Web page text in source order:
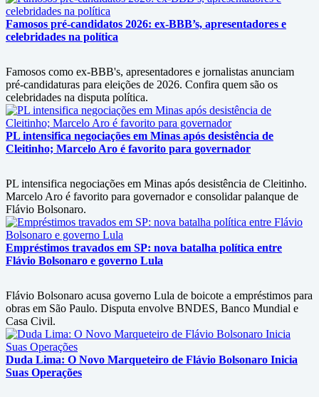
Famosos pré-candidatos 2026: ex-BBB’s, apresentadores e
celebridades na política
Famosos como ex-BBB's, apresentadores e jornalistas anunciam
pré-candidaturas para eleições de 2026. Confira quem são os
celebridades na disputa política.
PL intensifica negociações em Minas após desistência de
Cleitinho; Marcelo Aro é favorito para governador
PL intensifica negociações em Minas após desistência de Cleitinho.
Marcelo Aro é favorito para governador e consolidar palanque de
Flávio Bolsonaro.
Empréstimos travados em SP: nova batalha política entre
Flávio Bolsonaro e governo Lula
Flávio Bolsonaro acusa governo Lula de boicote a empréstimos para
obras em São Paulo. Disputa envolve BNDES, Banco Mundial e
Casa Civil.
Duda Lima: O Novo Marqueteiro de Flávio Bolsonaro Inicia
Suas Operações